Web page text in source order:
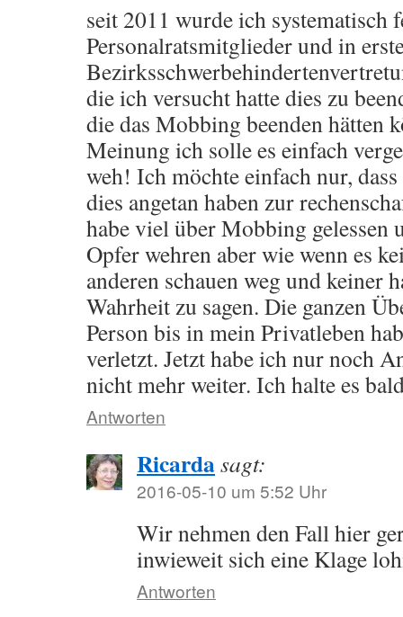
seit 2011 wurde ich systematisch
Personalratsmitglieder und in
die ich versucht hatte dies zu
die das Mobbing beenden hätten
Meinung ich solle es einfach
weh! Ich möchte einfach nur,
dies angetan haben zur
habe viel über Mobbing gelessen
Opfer wehren aber wie wenn es
anderen schauen weg und keiner
Wahrheit zu sagen. Die ganzen
Person bis in mein Privatleben
verletzt. Jetzt habe ich nur noch
nicht mehr weiter. Ich halte es
Antworten
Ricardasagt:
2016-05-10 um 5:52 Uhr
Wir nehmen den Fall hier
inwieweit sich eine Klage
Antworten